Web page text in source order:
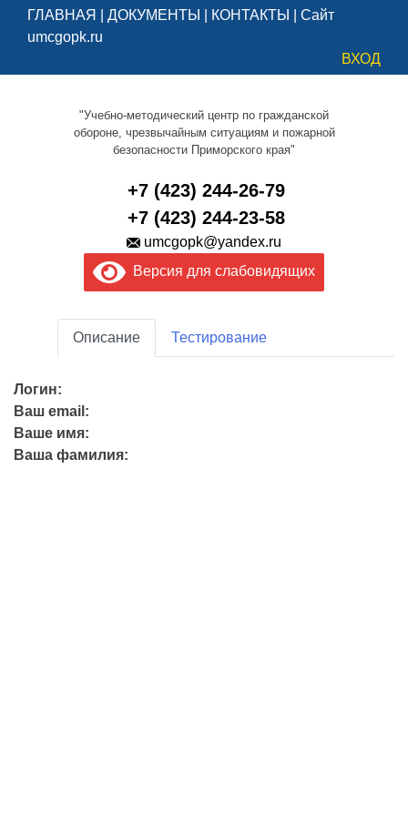
ГЛАВНАЯ ДОКУМЕНТЫ КОНТАКТЫ
Сайт
umcgopk.ru
ВХОД
"Учебно-методический центр по гражданской
обороне, чрезвычайным ситуациям и пожарной
безопасности Приморского края"
+7 (423) 244-26-79
+7 (423) 244-23-58
umcgopk@yandex.ru
Версия для слабовидящих
Описание Тестирование
Логин:
Ваш email:
Ваше имя:
Ваша фамилия: